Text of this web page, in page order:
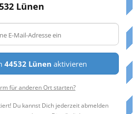
Lünen
44532 Lünen aktivieren
für anderen Ort starten?
Du kannst Dich jederzeit abmelden